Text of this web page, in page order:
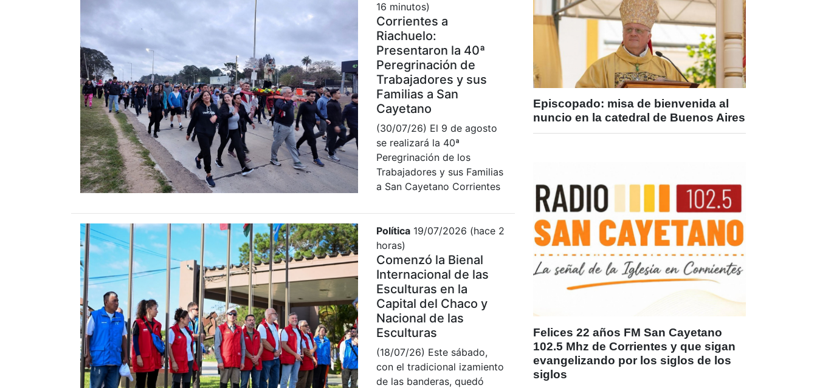
16 minutos)
Corrientes a
Riachuelo:
Presentaron la 40ª
Peregrinación de
Trabajadores y sus
Familias a San
Cayetano
(30/07/26) El 9 de agosto
se realizará la 40ª
Peregrinación de los
Trabajadores y sus Familias
a San Cayetano Corrientes
Política 19/07/2026 (hace 2
horas)
Comenzó la Bienal
Internacional de las
Esculturas en la
Capital del Chaco y
Nacional de las
Esculturas
(18/07/26) Este sábado,
con el tradicional izamiento
de las banderas, quedó
Episcopado: misa de bienvenida al
nuncio en la catedral de Buenos Aires
Felices 22 años FM San Cayetano
102.5 Mhz de Corrientes y que sigan
evangelizando por los siglos de los
siglos